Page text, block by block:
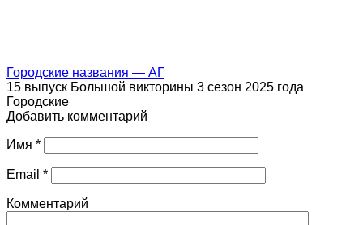
Городские названия — АГ
15 выпуск Большой викторины 3 сезон 2025 года
Городские
Добавить комментарий
Имя *
Email *
Комментарий